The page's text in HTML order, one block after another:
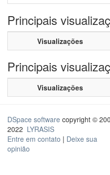
Principais
Visualizações
Principais
Visualizações
DSpace software copyright ©
2022 LYRASIS
Entre em contato | Deixe sua
opinião